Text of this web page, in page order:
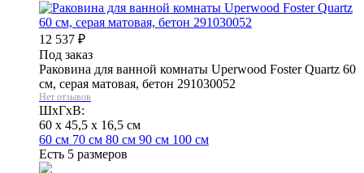
12 537 ₽
Под заказ
Раковина для ванной комнаты Uperwood Foster Quartz 60
см, серая матовая, бетон 291030052
Нет отзывов
ШхГхВ:
60 x 45,5 x 16,5 см
60 см 70 см 80 см 90 см 100 см
Есть 5 размеров